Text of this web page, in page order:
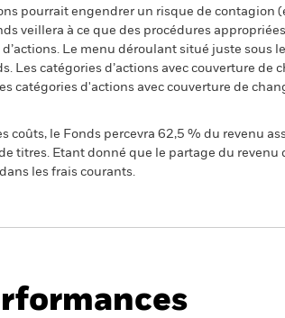
pourrait engendrer un risque de contagion
veillera à ce que des procédures
Le menu déroulant situé juste sous
Les catégories d’actions avec couverture de
catégories d'actions avec couverture de
coûts, le Fonds percevra 62,5 % du revenu
titres. Etant donné que le partage du
les frais courants.
Managers